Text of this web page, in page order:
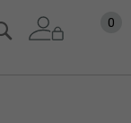
Zum
Inhalt
0
Suche